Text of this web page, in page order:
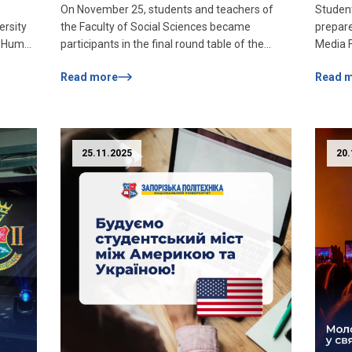
On November 25, students and teachers of
the Faculty of Social Sciences became
participants in the final round table of the
the Empowerment Program for Public
NGO «Social Interaction», NU «Zaporizhzhia
Polytechnic» in cooperation with the NGO
«Human Rights...
Read more
Media
an
read
Read
25.11.2025